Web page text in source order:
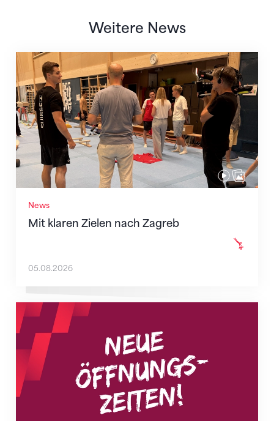
Weitere News
News
Mit klaren Zielen nach Zagreb
Mit klaren Zielen nach Zagreb
05.08.2026
Neue Empfangszeiten ab 1. August 2026